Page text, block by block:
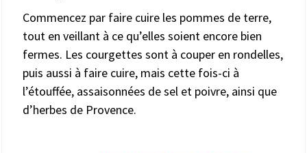
Commencez par faire cuire les pommes de terre,
tout en veillant à ce qu’elles soient encore bien
fermes. Les courgettes sont à couper en rondelles,
puis aussi à faire cuire, mais cette fois-ci à
l’étouffée, assaisonnées de sel et poivre, ainsi que
d’herbes de Provence.